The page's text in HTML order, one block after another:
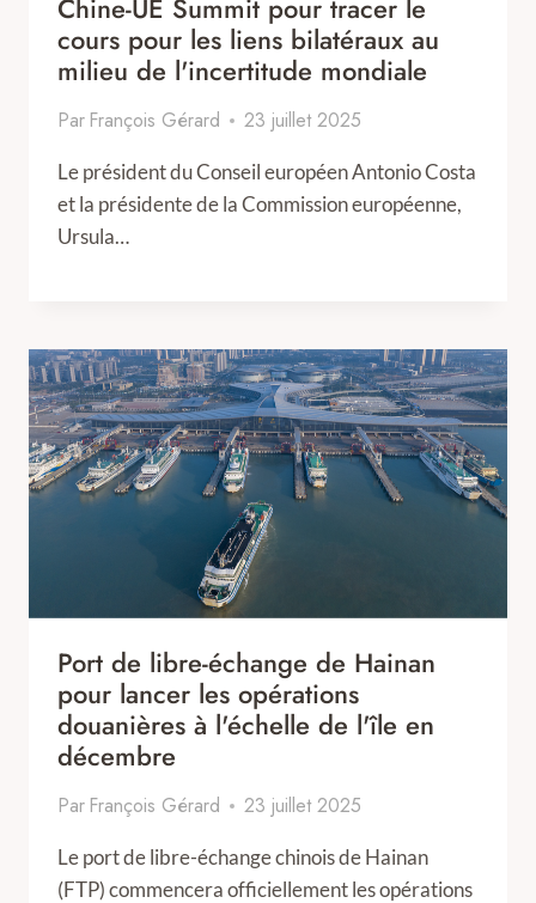
Chine-UE Summit pour tracer le
cours pour les liens bilatéraux au
milieu de l'incertitude mondiale
Par François Gérard 23 juillet 2025
Le président du Conseil européen Antonio Costa
et la présidente de la Commission européenne,
Ursula…
Port de libre-échange de Hainan
pour lancer les opérations
douanières à l'échelle de l'île en
décembre
Par François Gérard 23 juillet 2025
Le port de libre-échange chinois de Hainan
(FTP) commencera officiellement les opérations